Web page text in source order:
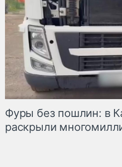
Фуры без пошлин: в
раскрыли